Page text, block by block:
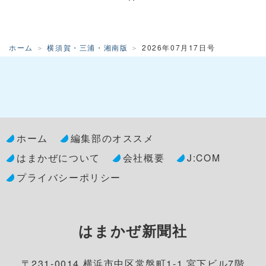
ホーム 横須賀・三浦・湘南版 2026年07月17日号
ホーム
編集部のオススメ
はまかぜについて
会社概要
J:COM
プライバシーポリシー
はまかぜ新聞社
〒231-0014 横浜市中区常盤町1-1 宮下ビル7階